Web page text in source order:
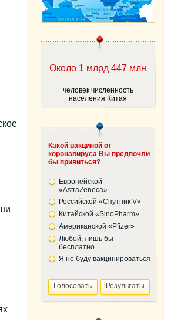
Около 1 млрд 447 млн
человек численность
населения Китая
Какой вакциной от
коронавируса Вы предпочли
бы привиться?
Европейской
«AstraZeneca»
Российской «Спутник V»
Китайской «SinoPharm»
Американской «Pfizer»
Любой, лишь бы
бесплатно
Я не буду вакцинироваться